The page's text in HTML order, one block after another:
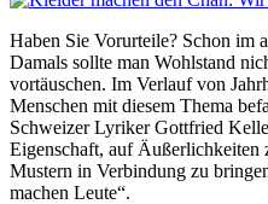
Haben Sie Vorurteile? Schon im
Damals sollte man Wohlstand
vortäuschen. Im Verlauf von
Menschen mit diesem Thema
Schweizer Lyriker Gottfried
Eigenschaft, auf Äußerlichkeiten
Mustern in Verbindung zu
machen Leute“.